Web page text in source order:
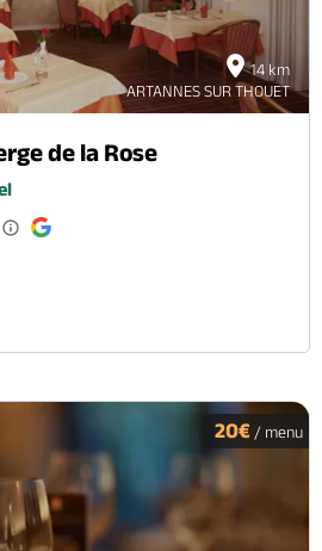
14 km
ARTANNES SUR THOUET
de la Rose
20€ / menu